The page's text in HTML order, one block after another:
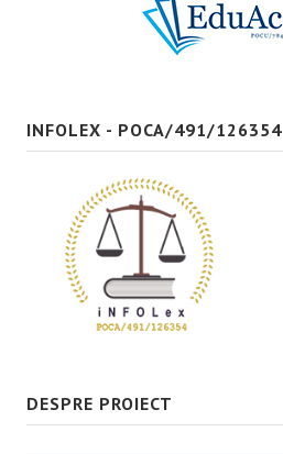
INFOLEX - POCA/491/126354
DESPRE PROIECT